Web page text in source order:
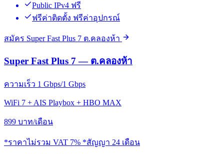
Public IPv4 ฟรี
ฟรีค่าติดตั้ง ฟรีค่าอุปกรณ์
สมัคร Super Fast Plus 7 ต.คลองห้า
Super Fast Plus 7 — ต.คลองห้า
ความเร็ว 1 Gbps/1 Gbps
WiFi 7 + AIS Playbox + HBO MAX
899 บาท/เดือน
*ราคาไม่รวม VAT 7% *สัญญา 24 เดือน